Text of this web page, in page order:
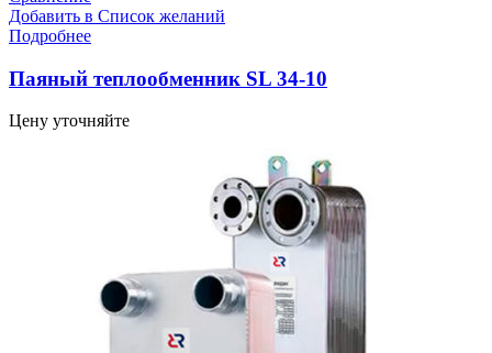
Добавить в Список желаний
Подробнее
Паяный теплообменник SL 34-10
Цену уточняйте